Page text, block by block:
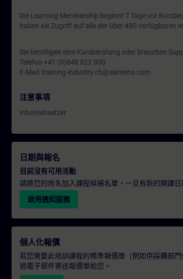
Die Learning Membership beginnt 7 Tage vor
haben sie Zugriff auf alle der über 480 verfügbaren
Sie benötigen eine Kursberatung oder brauchen
Telefon +41 (0)848 822 800
E-Mail: training-industry.ch@siemens.com
注意事項
Inbetriebsetzer
日期與報名
目前沒有可用活動
請將您的姓名加入課程候補名單，一旦有新的開課日
啟用通知服務
個人化報價
若您需要此培訓課程的標準報價單（例如供採購部
過電子郵件寄送報價單給您。